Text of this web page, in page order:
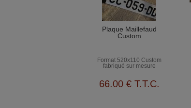
Plaque Maillefaud
Custom
Format 520x110 Custom
fabriqué sur mesure
66.00 € T.T.C.